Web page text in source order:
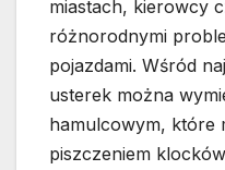
miastach, kierowcy
różnorodnymi
pojazdami. Wśród
usterek można
hamulcowym, które
piszczeniem